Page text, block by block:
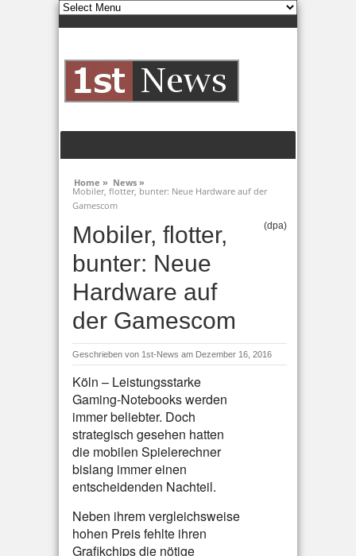
Home » News »
Mobiler, flotter, bunter: Neue Hardware auf der
Gamescom
Mobiler, flotter,
bunter: Neue
Hardware auf
der Gamescom
(dpa)
Geschrieben von 1st-News am Dezember 16, 2016
Köln – Leistungsstarke
Gaming-Notebooks werden
immer beliebter. Doch
strategisch gesehen hatten
die mobilen Spielerechner
bislang immer einen
entscheidenden Nachteil.
Neben ihrem vergleichsweise
hohen Preis fehlte ihren
Grafikchips die nötige